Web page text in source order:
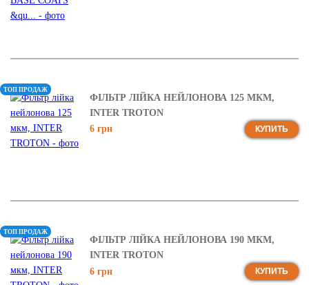
ФІЛЬТР ЛІЙКА НЕЙЛОНОВА 125 МКМ,
INTER TROTON
6 грн
КУПИТЬ
ТОП ПРОДАЖ
ФІЛЬТР ЛІЙКА НЕЙЛОНОВА 190 МКМ,
INTER TROTON
6 грн
КУПИТЬ
ТОП ПРОДАЖ